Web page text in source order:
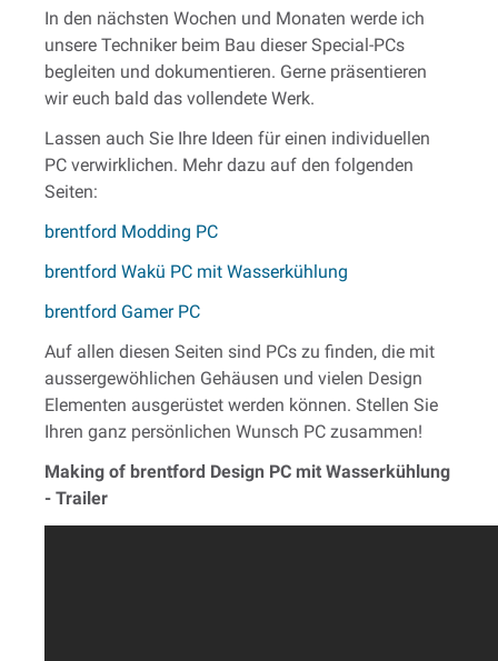
In den nächsten Wochen und Monaten werde ich
unsere Techniker beim Bau dieser Special-PCs
begleiten und dokumentieren. Gerne präsentieren
wir euch bald das vollendete Werk.
Lassen auch Sie Ihre Ideen für einen individuellen
PC verwirklichen. Mehr dazu auf den folgenden
Seiten:
brentford Modding PC
brentford Wakü PC mit Wasserkühlung
brentford Gamer PC
Auf allen diesen Seiten sind PCs zu finden, die mit
aussergewöhlichen Gehäusen und vielen Design
Elementen ausgerüstet werden können. Stellen Sie
Ihren ganz persönlichen Wunsch PC zusammen!
Making of brentford Design PC mit Wasserkühlung
- Trailer